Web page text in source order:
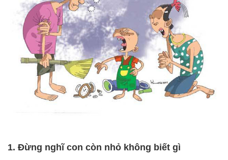
1. Đừng nghĩ con còn nhỏ không biết gì